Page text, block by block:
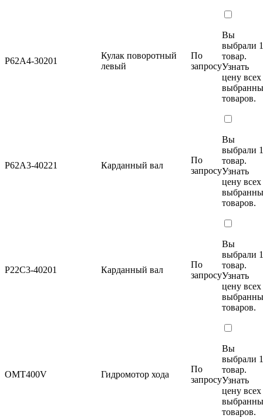
P62A4-30201
Кулак поворотный
левый
По
запросу
Вы
выбрали 1
товар.
Узнать
цену всех
товаров.
P62A3-40221 Карданный вал
По
запросу
Вы
выбрали 1
товар.
Узнать
цену всех
товаров.
P22C3-40201 Карданный вал
По
запросу
Вы
выбрали 1
товар.
Узнать
цену всех
товаров.
OMT400V Гидромотор хода
По
запросу
Вы
выбрали 1
товар.
Узнать
цену всех
товаров.